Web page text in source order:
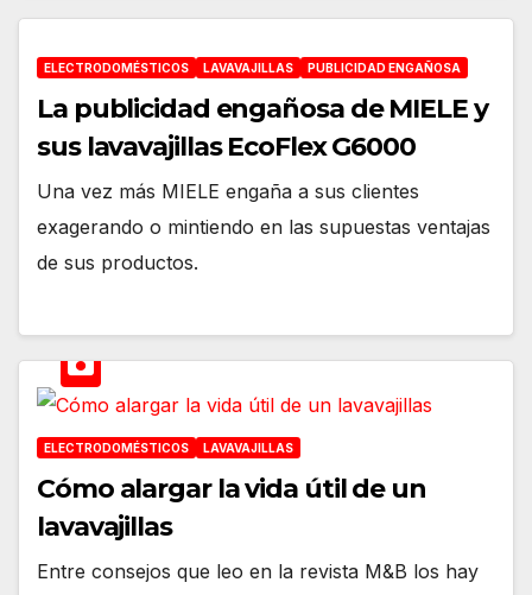
ELECTRODOMÉSTICOS LAVAVAJILLAS PUBLICIDAD ENGAÑOSA
La publicidad engañosa de MIELE y
sus lavavajillas EcoFlex G6000
Una vez más MIELE engaña a sus clientes
exagerando o mintiendo en las supuestas ventajas
de sus productos.
ELECTRODOMÉSTICOS LAVAVAJILLAS
Cómo alargar la vida útil de un
lavavajillas
Entre consejos que leo en la revista M&B los hay